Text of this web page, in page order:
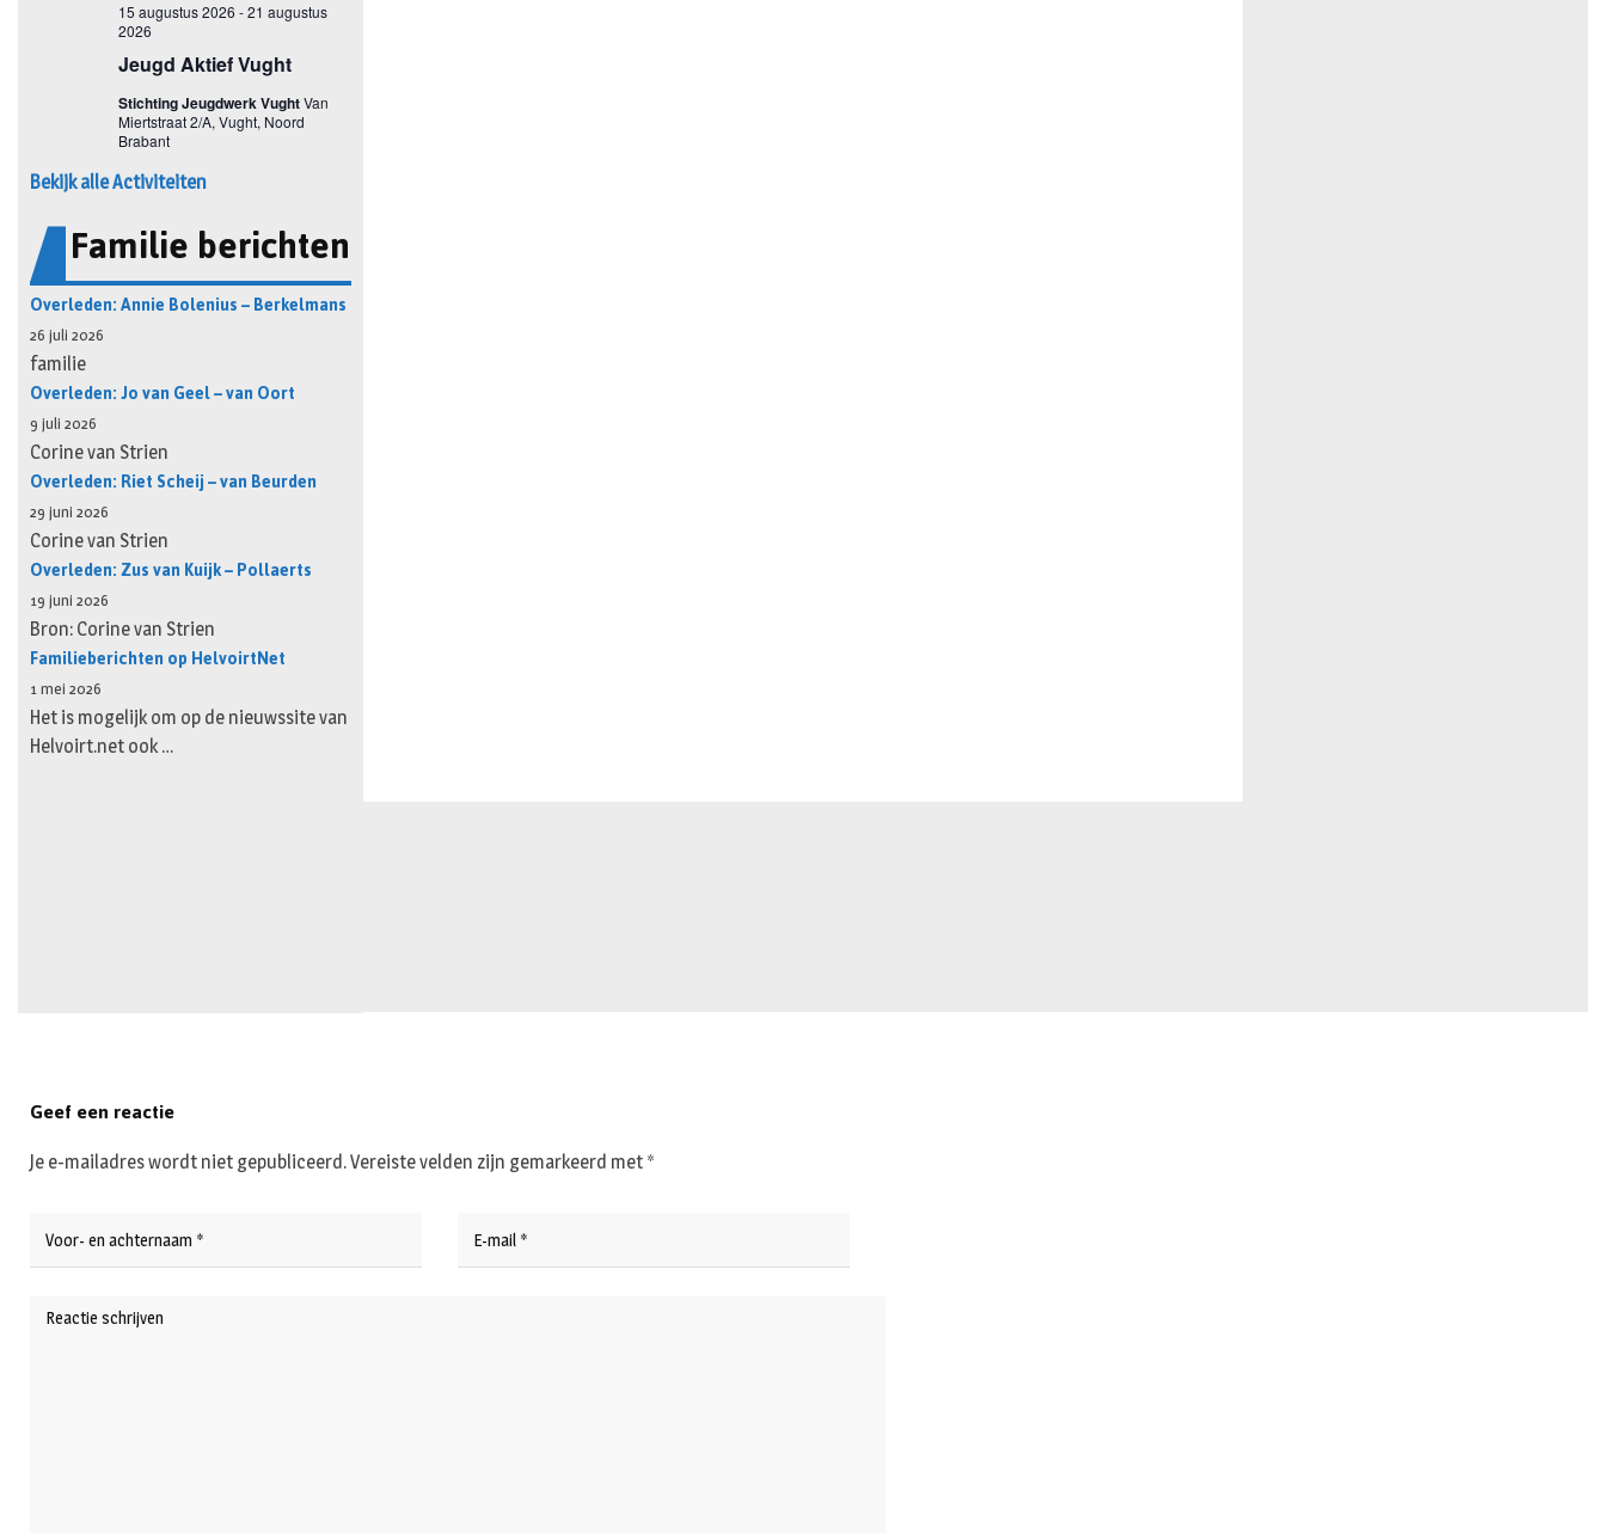
Bekijk alle Activiteiten
Familie berichten
Overleden: Annie Bolenius – Berkelmans
26 juli 2026
familie
Overleden: Jo van Geel – van Oort
9 juli 2026
Corine van Strien
Overleden: Riet Scheij – van Beurden
29 juni 2026
Corine van Strien
Overleden: Zus van Kuijk – Pollaerts
19 juni 2026
Bron: Corine van Strien
Familieberichten op HelvoirtNet
1 mei 2026
Het is mogelijk om op de nieuwssite van
Helvoirt.net ook …
Geef een reactie
Je e-mailadres wordt niet gepubliceerd.Vereiste velden zijn gemarkeerd met *